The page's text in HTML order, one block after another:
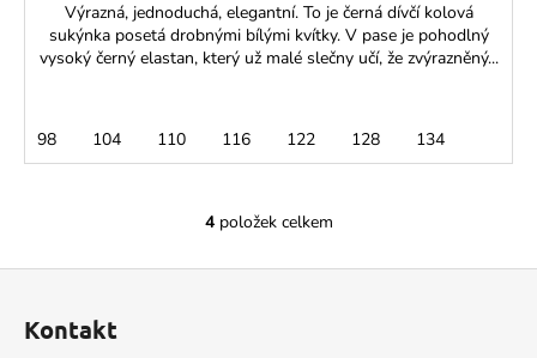
Výrazná, jednoduchá, elegantní. To je černá dívčí kolová
sukýnka posetá drobnými bílými kvítky. V pase je pohodlný
vysoký černý elastan, který už malé slečny učí, že zvýrazněný...
98 104 110 116 122 128 134
O
v
4položek celkem
Kontakt